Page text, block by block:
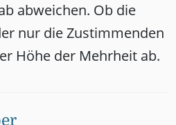
abweichen. Ob die
nur die Zustimmenden
Höhe der Mehrheit ab.